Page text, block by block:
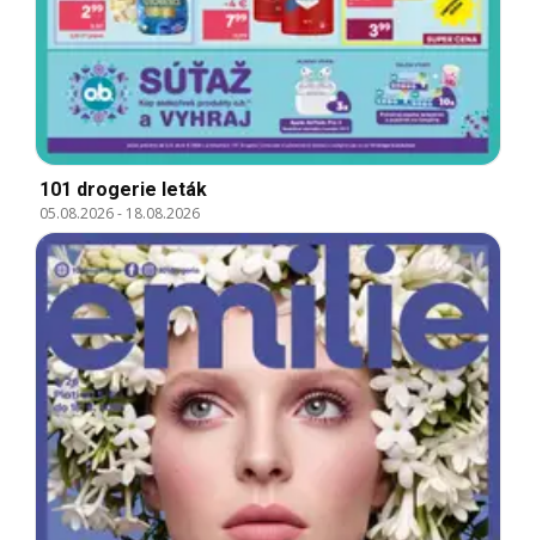
101 drogerie leták
05.08.2026- 18.08.2026